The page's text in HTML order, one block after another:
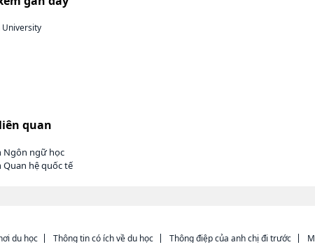
University
quan
Ngôn ngữ học
hệ quốc tế
du học Thông tin có ích về du học Thông điệp của anh chị đi trước